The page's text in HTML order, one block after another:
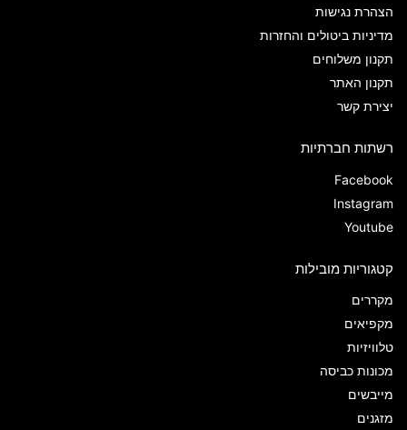
הצהרת נגישות
מדיניות ביטולים והחזרות
תקנון משלוחים
תקנון האתר
יצירת קשר
רשתות חברתיות
Facebook
Instagram
Youtube
קטגוריות מובילות
מקררים
מקפיאים
טלוויזיות
מכונות כביסה
מייבשים
מזגנים